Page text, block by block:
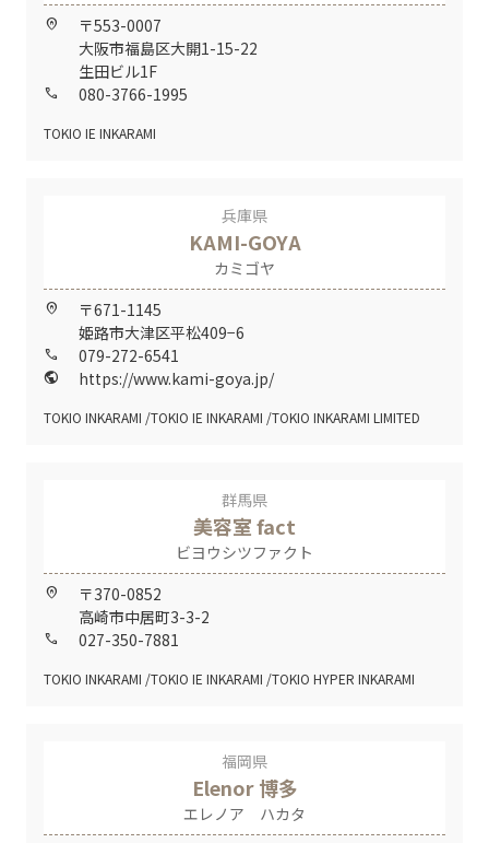
home_pin
〒553-0007
大阪市福島区大開1-15-22
生田ビル1F
call 080-3766-1995
TOKIO IE INKARAMI
兵庫県
KAMI-GOYA
カミゴヤ
home_pin
〒671-1145
姫路市大津区平松409−6
call 079-272-6541
public https://www.kami-goya.jp/
TOKIO INKARAMI TOKIO IE INKARAMI TOKIO INKARAMI LIMITED
群馬県
美容室 fact
ビヨウシツファクト
home_pin
〒370-0852
高崎市中居町3-3-2
call 027-350-7881
TOKIO INKARAMI TOKIO IE INKARAMI TOKIO HYPER INKARAMI
福岡県
Elenor 博多
エレノア ハカタ